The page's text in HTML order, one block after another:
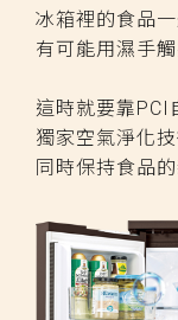
冰箱裡的食品
有可能用濕手
這時就要靠PCI
獨家空氣淨化
同時保持食品的